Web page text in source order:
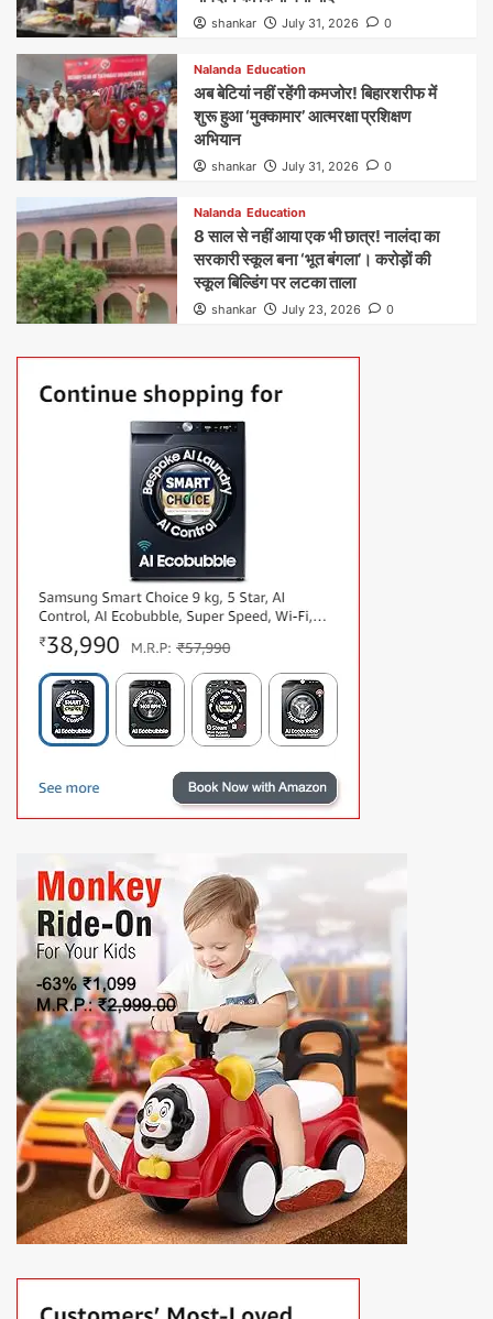
shankar July 31, 2026 0
Nalanda Education
अब बेटियां नहीं रहेंगी कमजोर! बिहारशरीफ में
शुरू हुआ ‘मुक्कामार’ आत्मरक्षा प्रशिक्षण
अभियान
shankar July 31, 2026 0
Nalanda Education
8 साल से नहीं आया एक भी छात्र! नालंदा का
सरकारी स्कूल बना ‘भूत बंगला’। करोड़ों की
स्कूल बिल्डिंग पर लटका ताला
shankar July 23, 2026 0